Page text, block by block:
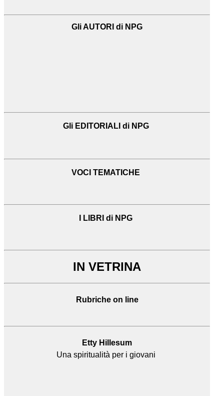
Gli AUTORI di NPG
Gli EDITORIALI di NPG
VOCI TEMATICHE
I LIBRI di NPG
IN VETRINA
Rubriche on line
Etty Hillesum
Una spiritualità per i giovani